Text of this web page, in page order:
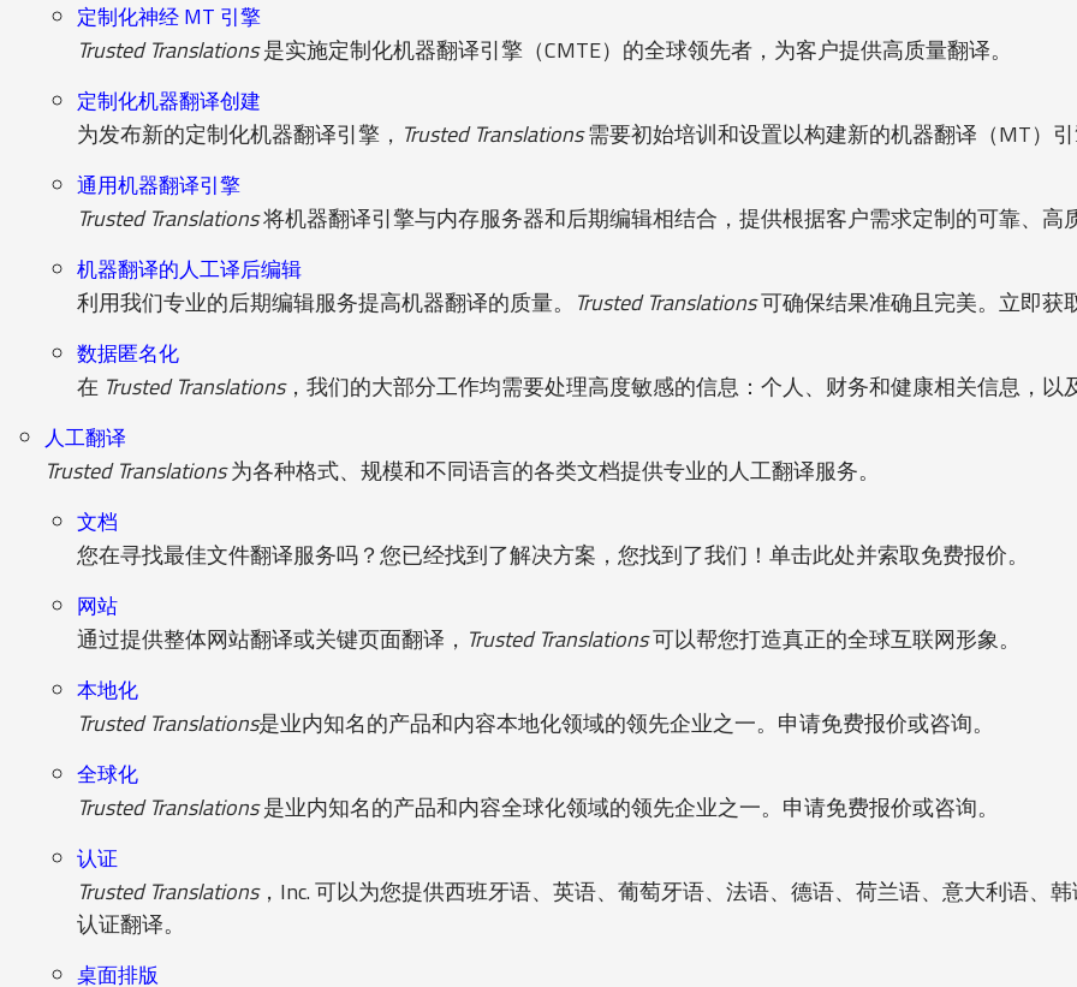
定制化神经 MT 引擎
Trusted Translations是实施定制化机器翻译引擎（CMTE）的全球领先者，为客户提供高质量翻译。
定制化机器翻译创建
为发布新的定制化机器翻译引擎， Trusted Translations需要初始培训和设置以构建新的机器翻译（MT）
通用机器翻译引擎
Trusted Translations将机器翻译引擎与内存服务器和后期编辑相结合，提供根据客户需求定制的可靠、高
机器翻译的人工译后编辑
利用我们专业的后期编辑服务提高机器翻译的质量。 Trusted Translations可确保结果准确且完美。立即获
数据匿名化
在 Trusted Translations，我们的大部分工作均需要处理高度敏感的信息：个人、财务和健康相关信息，以
人工翻译
Trusted Translations为各种格式、规模和不同语言的各类文档提供专业的人工翻译服务。
文档
您在寻找最佳文件翻译服务吗？您已经找到了解决方案，您找到了我们！单击此处并索取免费报价。
网站
通过提供整体网站翻译或关键页面翻译， Trusted Translations可以帮您打造真正的全球互联网形象。
本地化
Trusted Translations是业内知名的产品和内容本地化领域的领先企业之一。申请免费报价或咨询。
全球化
Trusted Translations是业内知名的产品和内容全球化领域的领先企业之一。申请免费报价或咨询。
认证
Trusted Translations，Inc. 可以为您提供西班牙语、英语、葡萄牙语、法语、德语、荷兰语、意大利语、
认证翻译。
桌面排版